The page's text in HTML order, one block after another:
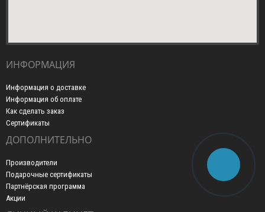
ИНФОРМАЦИЯ
Информация о доставке
Информация об оплате
Как сделать заказ
Сертификаты
ДОПОЛНИТЕЛЬНО
Производители
Подарочные сертификаты
Партнёрская программа
Акции